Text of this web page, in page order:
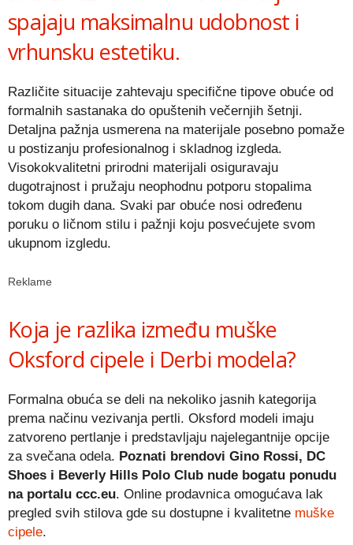
spajaju maksimalnu udobnost i
vrhunsku estetiku.
Različite situacije zahtevaju specifične tipove obuće od
formalnih sastanaka do opuštenih večernjih šetnji.
Detaljna pažnja usmerena na materijale posebno pomaže
u postizanju profesionalnog i skladnog izgleda.
Visokokvalitetni prirodni materijali osiguravaju
dugotrajnost i pružaju neophodnu potporu stopalima
tokom dugih dana. Svaki par obuće nosi određenu
poruku o ličnom stilu i pažnji koju posvećujete svom
ukupnom izgledu.
Reklame
Koja je razlika između muške
Oksford cipele i Derbi modela?
Formalna obuća se deli na nekoliko jasnih kategorija
prema načinu vezivanja pertli. Oksford modeli imaju
zatvoreno pertlanje i predstavljaju najelegantnije opcije
za svečana odela. Poznati brendovi Gino Rossi, DC
Shoes i Beverly Hills Polo Club nude bogatu ponudu
na portalu ccc.eu. Online prodavnica omogućava lak
pregled svih stilova gde su dostupne i kvalitetne muške
cipele.